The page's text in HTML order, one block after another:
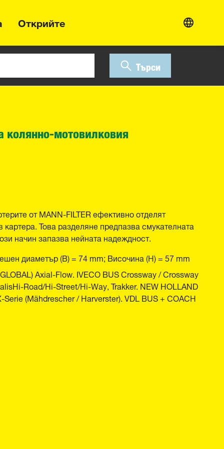
Открийте
Търси
колянно-мотовилковия
от MANN-FILTER ефективно отделят
Това разделяне предпазва смукателната
начин запазва нейната надеждност.
диаметър (B) = 74 mm; Височина (H) = 57 mm
Axial-Flow. IVECO BUS Crossway / Crossway
Road/Hi-Street/Hi-Way, Trakker. NEW HOLLAND
(Mähdrescher / Harverster). VDL BUS + COACH